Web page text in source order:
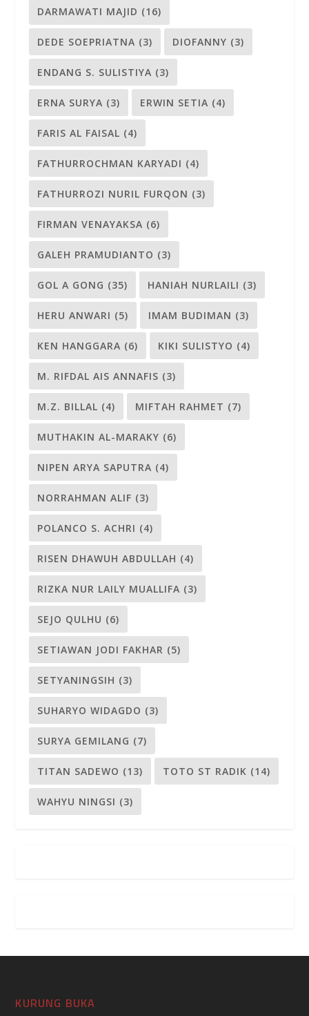
DARMAWATI MAJID (16)
DEDE SOEPRIATNA (3) DIOFANNY (3)
ENDANG S. SULISTIYA (3)
ERNA SURYA (3) ERWIN SETIA (4)
FARIS AL FAISAL (4)
FATHURROCHMAN KARYADI (4)
FATHURROZI NURIL FURQON (3)
FIRMAN VENAYAKSA (6)
GALEH PRAMUDIANTO (3)
GOL A GONG (35) HANIAH NURLAILI (3)
HERU ANWARI (5) IMAM BUDIMAN (3)
KEN HANGGARA (6) KIKI SULISTYO (4)
M. RIFDAL AIS ANNAFIS (3)
M.Z. BILLAL (4) MIFTAH RAHMET (7)
MUTHAKIN AL-MARAKY (6)
NIPEN ARYA SAPUTRA (4)
NORRAHMAN ALIF (3)
POLANCO S. ACHRI (4)
RISEN DHAWUH ABDULLAH (4)
RIZKA NUR LAILY MUALLIFA (3)
SEJO QULHU (6)
SETIAWAN JODI FAKHAR (5)
SETYANINGSIH (3)
SUHARYO WIDAGDO (3)
SURYA GEMILANG (7)
TITAN SADEWO (13) TOTO ST RADIK (14)
WAHYU NINGSI (3)
KURUNG BUKA